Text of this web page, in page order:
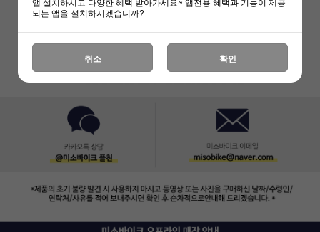
되는 앱을 설치하시겠습니까?
취소 확인